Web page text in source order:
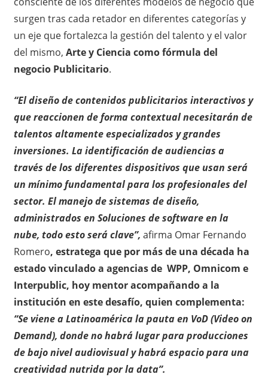
surgen tras cada retador en diferentes categorías y
un eje que fortalezca la gestión del talento y el valor
del mismo, Arte y Ciencia como fórmula del
negocio Publicitario.
“El diseño de contenidos publicitarios interactivos y
que reaccionen de forma contextual necesitarán de
talentos altamente especializados y grandes
inversiones. La identificación de audiencias a
través de los diferentes dispositivos que usan será
un mínimo fundamental para los profesionales del
sector. El manejo de sistemas de diseño,
administrados en Soluciones de software en la
nube, todo esto será clave”, afirma Omar Fernando
Romero, estratega que por más de una década ha
estado vinculado a agencias de WPP, Omnicom e
Interpublic, hoy mentor acompañando a la
institución en este desafío, quien complementa:
“Se viene a Latinoamérica la pauta en VoD (Video on
Demand), donde no habrá lugar para producciones
de bajo nivel audiovisual y habrá espacio para una
creatividad nutrida por la data”.